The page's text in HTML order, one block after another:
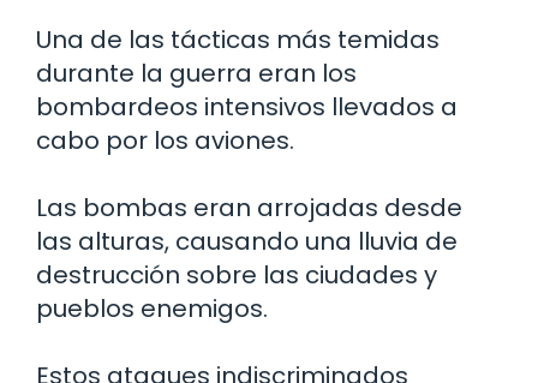
Una de las tácticas más temidas
durante la guerra eran los
bombardeos intensivos llevados a
cabo por los aviones.
Las bombas eran arrojadas desde
las alturas, causando una lluvia de
destrucción sobre las ciudades y
pueblos enemigos.
Estos ataques indiscriminados